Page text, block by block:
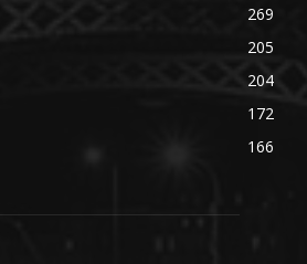
269
205
204
172
166